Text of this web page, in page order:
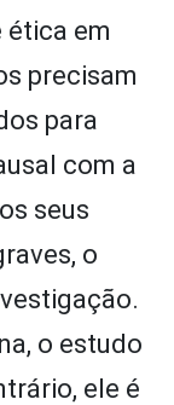
ética em
precisam
para
com a
seus
o
o estudo
ele é